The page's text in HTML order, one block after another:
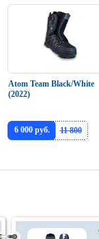
Atom Team Black/White
(2022)
6 000 руб. 11 800